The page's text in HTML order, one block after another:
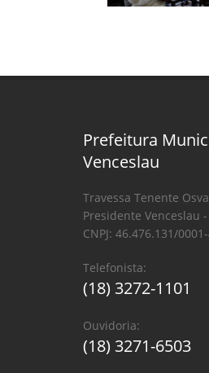
Prefeitura
Venceslau
Travessa Tenente
Presidente Venceslau -
CNPJ: 46.476.131/
Telefonista:
(18) 3272-1101
Ouvidoria:
(18) 3271-6503